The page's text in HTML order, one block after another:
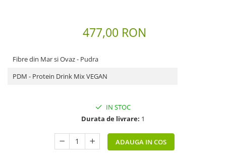
Ingrijirea Corpului
477,00 RON
Fibre din Mar si Ovaz - Pudra
PDM - Protein Drink Mix VEGAN
IN STOC
Durata de livrare: 1
ADAUGA IN COS